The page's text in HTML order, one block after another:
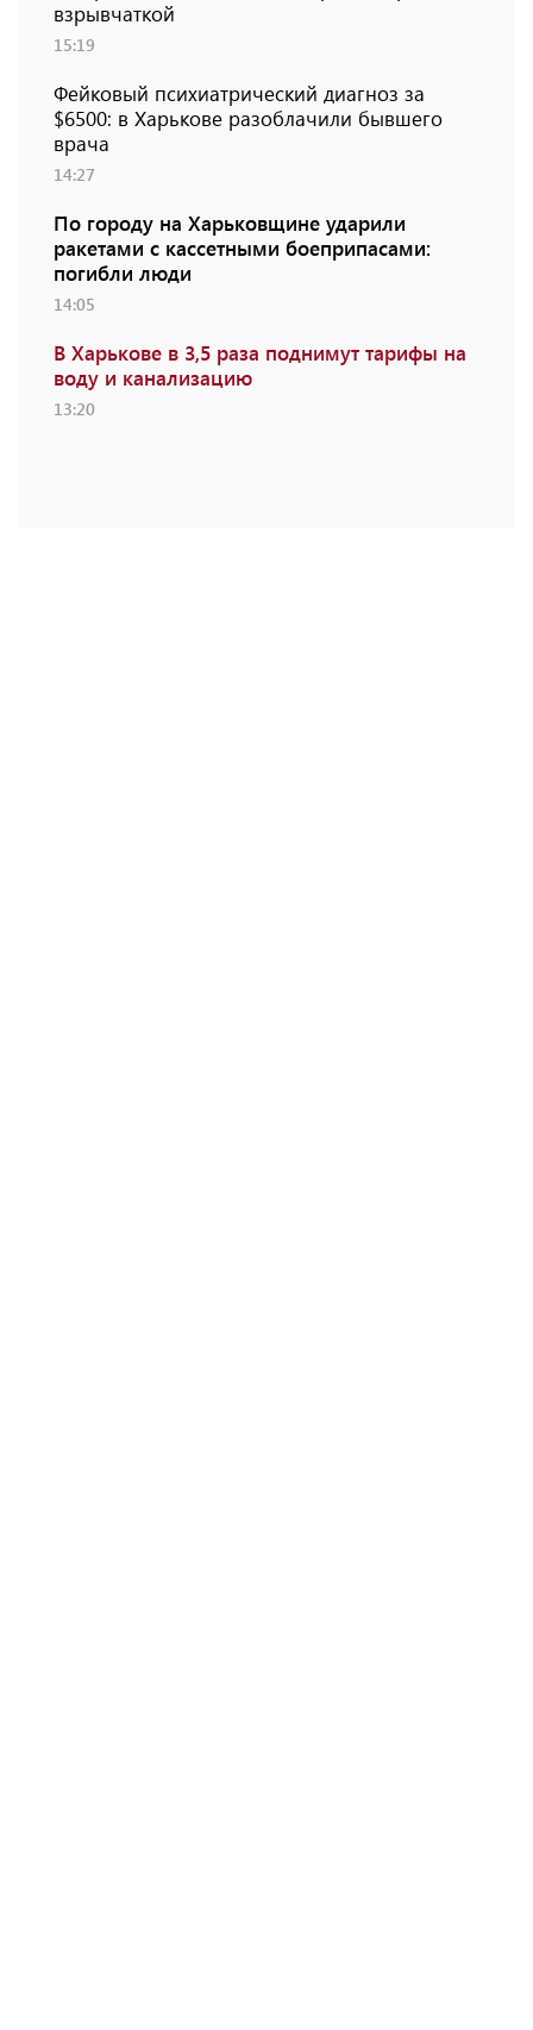
взрывчаткой
15:19
Фейковый психиатрический диагноз за
$6500: в Харькове разоблачили бывшего
врача
14:27
По городу на Харьковщине ударили
ракетами с кассетными боеприпасами:
погибли люди
14:05
В Харькове в 3,5 раза поднимут тарифы на
воду и канализацию
13:20